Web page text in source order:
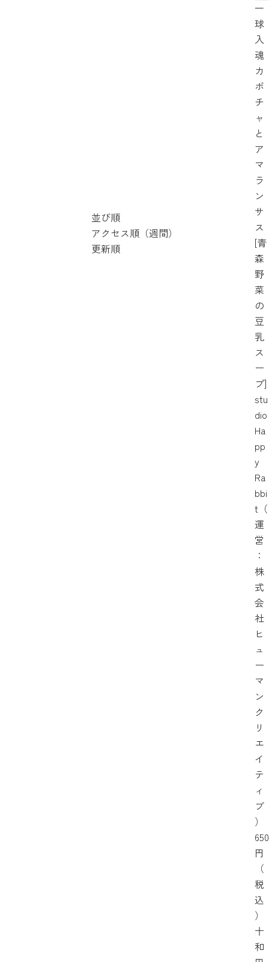
並び順
アクセス順（週間）
更新順
一
球
入
魂
カ
ボ
チ
ャ
と
ア
マ
ラ
ン
サ
ス
[青
森
野
菜
の
豆
乳
ス
ー
プ]
stu
dio
Ha
pp
y
Ra
bbi
t（
運
営
：
株
式
会
社
ヒ
ュ
ー
マ
ン
ク
リ
エ
イ
テ
ィ
ブ
）
650
円
（
税
込
）
十
和